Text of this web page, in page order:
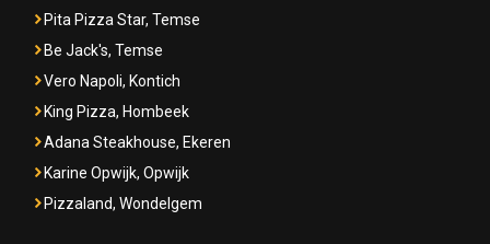
Pita Pizza Star, Temse
Be Jack's, Temse
Vero Napoli, Kontich
King Pizza, Hombeek
Adana Steakhouse, Ekeren
Karine Opwijk, Opwijk
Pizzaland, Wondelgem